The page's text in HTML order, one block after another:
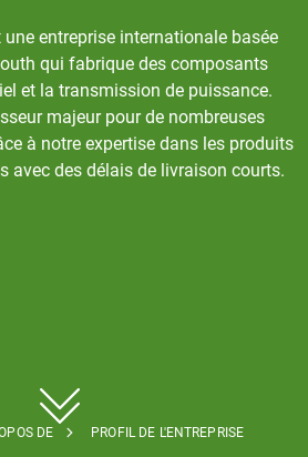
DE PROFIL DE L'ENTREPRISE
une entreprise internationale basée
qui fabrique des composants
et la transmission de puissance.
majeur pour de nombreuses
à notre expertise dans les produits
avec des délais de livraison courts.